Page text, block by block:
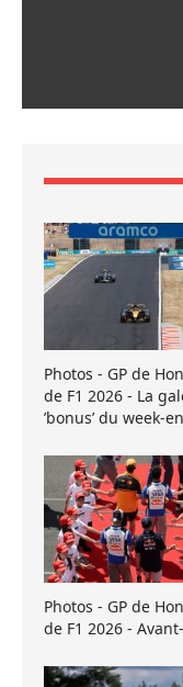
Photos - GP de
de F1 2026 - La
’bonus’ du week-
Photos - GP de
de F1 2026 -